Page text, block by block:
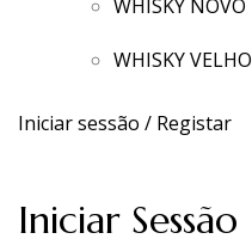
WHISKY NOVO
WHISKY VELHO
Iniciar sessão / Registar
Iniciar Sessão